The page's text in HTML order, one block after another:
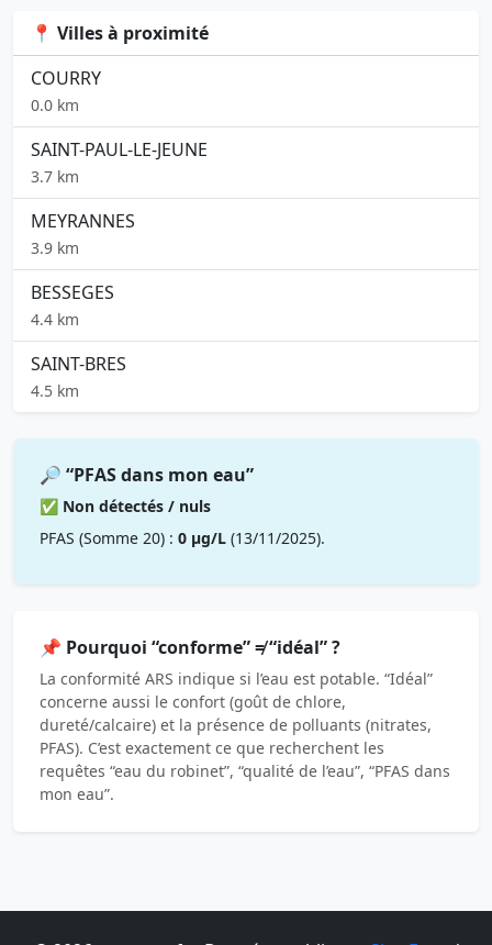
📍 Villes à proximité
COURRY
0.0 km
SAINT-PAUL-LE-JEUNE
3.7 km
MEYRANNES
3.9 km
BESSEGES
4.4 km
SAINT-BRES
4.5 km
🔎 “PFAS dans mon eau”
✅ Non détectés / nuls
PFAS (Somme 20) : 0 µg/L (13/11/2025).
📌 Pourquoi “conforme” ≠ “idéal” ?
La conformité ARS indique si l’eau est potable. “Idéal”
concerne aussi le confort (goût de chlore,
dureté/calcaire) et la présence de polluants (nitrates,
PFAS). C’est exactement ce que recherchent les
requêtes “eau du robinet”, “qualité de l’eau”, “PFAS dans
mon eau”.